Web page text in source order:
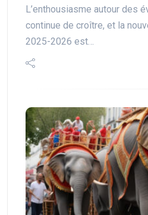
L’enthousiasme autour des
continue de croître, et la
2025-2026 est…